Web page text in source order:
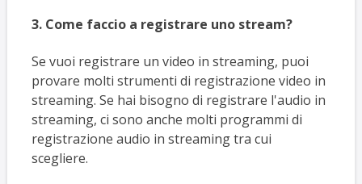
3. Come faccio a registrare uno stream?
Se vuoi registrare un video in streaming, puoi
provare molti strumenti di registrazione video in
streaming. Se hai bisogno di registrare l'audio in
streaming, ci sono anche molti programmi di
registrazione audio in streaming tra cui
scegliere.